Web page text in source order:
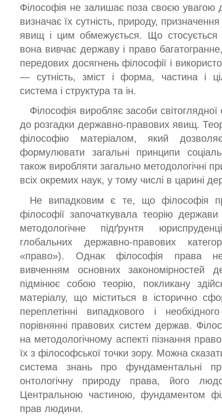
Філософія не залишає поза своєю увагою
визначає їх сутність, природу,
явищ і цим обмежується. Що стосується
вона вивчає державу і право
передових досягнень філософії і
— сутність, зміст і форма, частина і
система і структура та ін.
Філософія виробляє засоби
до розгадки державно-правових явищ.
філософію матеріалом, який
формулювати загальні принципи
також виробляти загально методологічні
всіх окремих наук, у тому числі в царині
Не випадковим є те, що філософія
філософії започаткувала теорію
методологічне підґрунтя
глобальних державно-правових
«право»). Однак філософія права
вивченням основних
підмінює собою теорію, покликану
матеріалу, що міститься в історично
переплетінні випадкового і
порівнянні правових систем держав.
на методологічному аспекті пізнання
їх з філософської точки зору. Можна
система знань про фундаментальні
онтологічну природу права, його
Центральною частиною, фундаментом
прав людини.